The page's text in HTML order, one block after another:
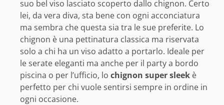
suo bel viso lasciato scoperto dallo chignon. Certo
lei, da vera diva, sta bene con ogni acconciatura
ma sembra che questa sia tra le sue preferite. Lo
chignon è una pettinatura classica ma riservata
solo a chi ha un viso adatto a portarlo. Ideale per
le serate eleganti ma anche per il party a bordo
piscina o per l’ufficio, lo chignon super sleek è
perfetto per chi vuole sentirsi sempre in ordine in
ogni occasione.